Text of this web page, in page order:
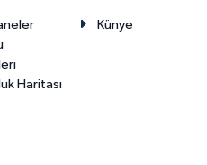
Haritası
Künye